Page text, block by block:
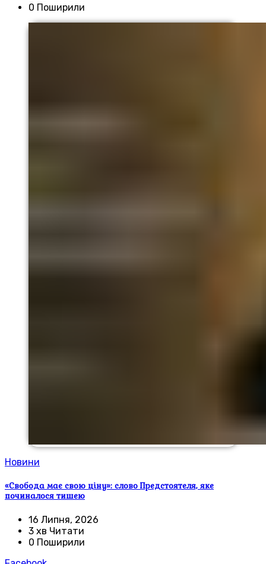
0 Поширили
Новини
«Свобода має свою ціну»: слово Предстоятеля, яке
починалося тишею
16 Липня, 2026
3 хв Читати
0 Поширили